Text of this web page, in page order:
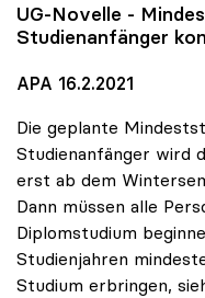
UG-Novelle -
Studienanfänger
APA 16.2.2021
Die geplante
Studienanfänger wird
erst ab dem
Dann müssen alle
Diplomstudium
Studienjahren
Studium erbringen,